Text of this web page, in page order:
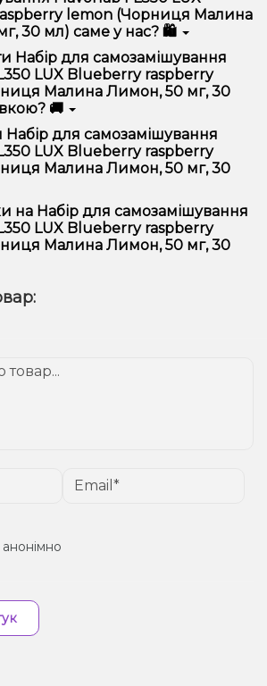
високою якістю,
та надійністю.
lemon (Чорниця Малина
30 мл) саме у нас? 🛍️
тільки оригінальну продукцію,
вигідні ціни та швидку
того, у нас регулярні акції та знижки
Набір для самозамішування
LUX Blueberry raspberry
Малина Лимон, 50 мг, 30
🚚
можна в кілька кліків:
Набір для самозамішування Flavorlab
Blueberry raspberry lemon (Чорниця
Лимон, 50 мг, 30 мл) до кошика.
до оформлення замовлення.
зручний спосіб оплати та доставки.
замовлення – ми швидко
його вам!
по всій Україні, терміни
для самозамішування
LUX Blueberry raspberry
Малина Лимон, 50 мг, 30
від ваших уподобань – наприклад,
враховуйте розмір, матеріал та тип
– потужність та смак. Наші
підібрати ідеальний
на Набір для самозамішування
LUX Blueberry raspberry
Малина Лимон, 50 мг, 30
Слідкуйте за оновленнями на